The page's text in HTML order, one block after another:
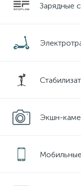
Зарядные
Экшн-